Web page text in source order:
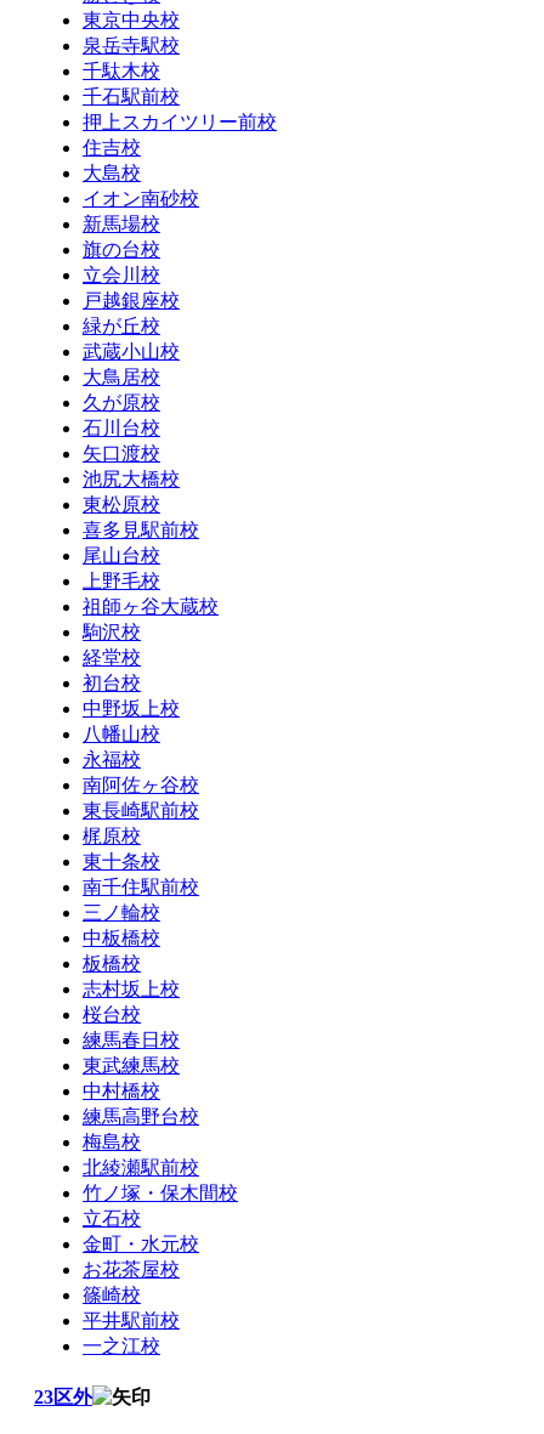
東京中央校
泉岳寺駅校
千駄木校
千石駅前校
押上スカイツリー前校
住吉校
大島校
イオン南砂校
新馬場校
旗の台校
立会川校
戸越銀座校
緑が丘校
武蔵小山校
大鳥居校
久が原校
石川台校
矢口渡校
池尻大橋校
東松原校
喜多見駅前校
尾山台校
上野毛校
祖師ヶ谷大蔵校
駒沢校
経堂校
初台校
中野坂上校
八幡山校
永福校
南阿佐ヶ谷校
東長崎駅前校
梶原校
東十条校
南千住駅前校
三ノ輪校
中板橋校
板橋校
志村坂上校
桜台校
練馬春日校
東武練馬校
中村橋校
練馬高野台校
梅島校
北綾瀬駅前校
竹ノ塚・保木間校
立石校
金町・水元校
お花茶屋校
篠崎校
平井駅前校
一之江校
23区外